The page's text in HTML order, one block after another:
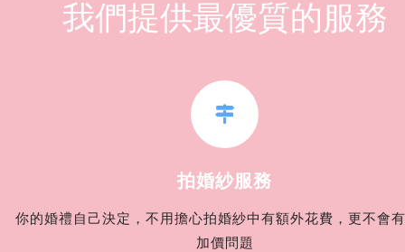
我們提供最優質的服務
拍婚紗服務
你的婚禮自己決定，不用擔心拍婚紗中有額外花費，更不會
加價問題